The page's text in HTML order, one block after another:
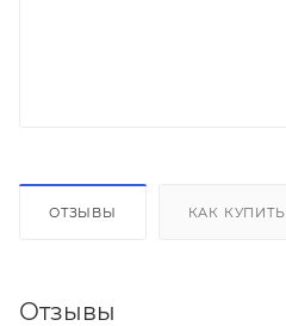
ОТЗЫВЫ КАК КУПИТЬ
Отзывы